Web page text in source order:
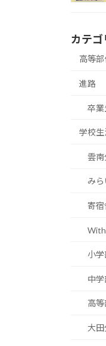
カテゴ
高等
進路
卒
学校生
雲
み
寄宿
小学
中学
高等
大